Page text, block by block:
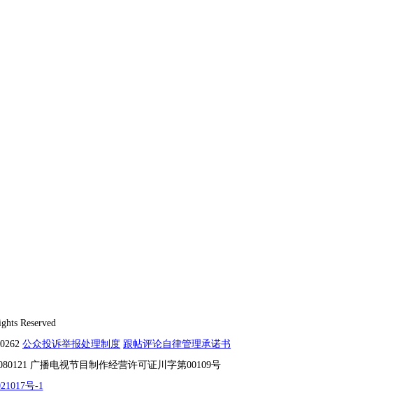
Reserved
公众投诉举报处理制度 跟帖评论自律管理承诺书
广播电视节目制作经营许可证川字第00109号
号-1